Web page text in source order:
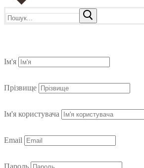
Ім'я
Прізвище
Ім'я користувача
Email
Пароль